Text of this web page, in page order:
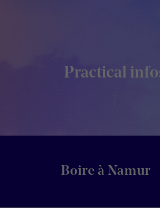
Practical
Boire à Namur